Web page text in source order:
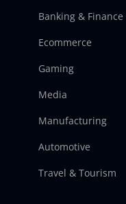
Banking & Finance
Ecommerce
Gaming
Media
Manufacturing
Automotive
Travel & Tourism